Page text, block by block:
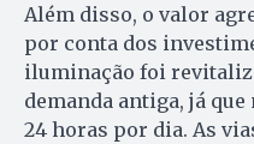
Além disso, o valor
por conta dos
iluminação foi
demanda antiga, já
24 horas por dia. As